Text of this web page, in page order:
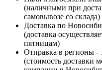
(наличными при
самовывозе со склада)
Доставка по
(доставка
пятницам)
Отправка в регионы -
(стоимость доставки